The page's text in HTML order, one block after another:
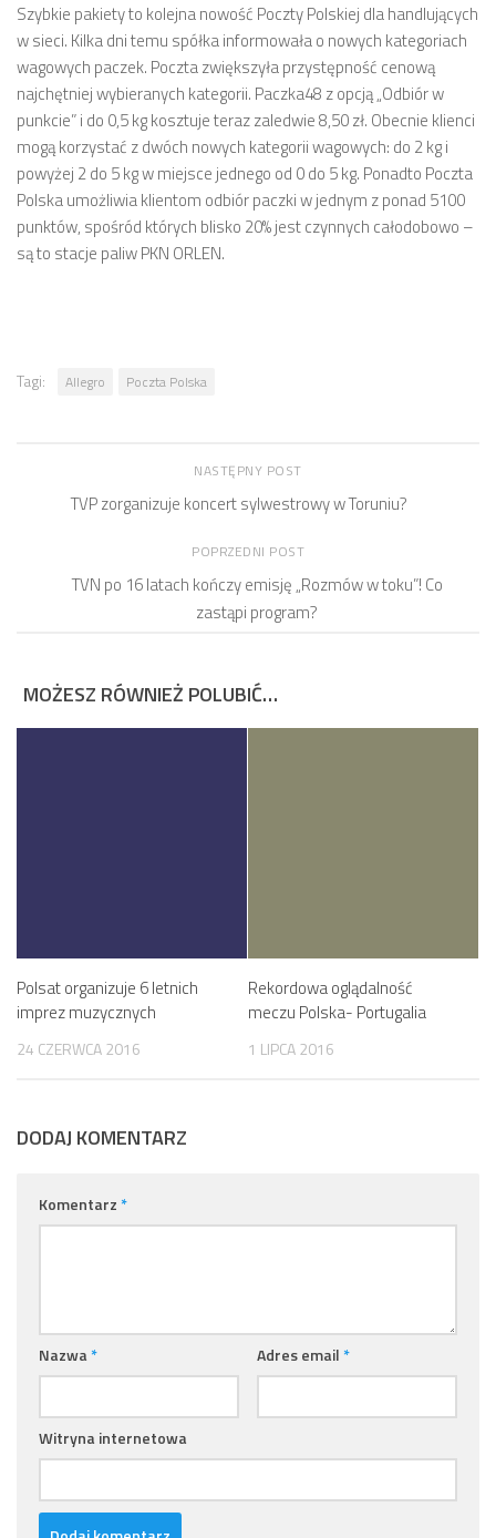
Szybkie pakiety to kolejna nowość Poczty Polskiej dla handlujących
w sieci. Kilka dni temu spółka informowała o nowych kategoriach
wagowych paczek. Poczta zwiększyła przystępność cenową
najchętniej wybieranych kategorii. Paczka48 z opcją „Odbiór w
punkcie” i do 0,5 kg kosztuje teraz zaledwie 8,50 zł. Obecnie klienci
mogą korzystać z dwóch nowych kategorii wagowych: do 2 kg i
powyżej 2 do 5 kg w miejsce jednego od 0 do 5 kg. Ponadto Poczta
Polska umożliwia klientom odbiór paczki w jednym z ponad 5100
punktów, spośród których blisko 20% jest czynnych całodobowo –
są to stacje paliw PKN ORLEN.
Tagi: Allegro Poczta Polska
NASTĘPNY POST
TVP zorganizuje koncert sylwestrowy w Toruniu?
POPRZEDNI POST
TVN po 16 latach kończy emisję „Rozmów w toku”! Co
zastąpi program?
MOŻESZ RÓWNIEŻ POLUBIĆ…
Polsat organizuje 6 letnich
imprez muzycznych
24 CZERWCA 2016
Rekordowa oglądalność
meczu Polska- Portugalia
1 LIPCA 2016
DODAJ KOMENTARZ
Komentarz*
Nazwa* Adres email*
Witryna internetowa